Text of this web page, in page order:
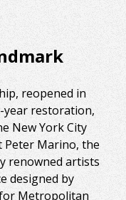
reopened in
year restoration,
New York City
Peter Marino, the
renowned artists
designed by
Metropolitan